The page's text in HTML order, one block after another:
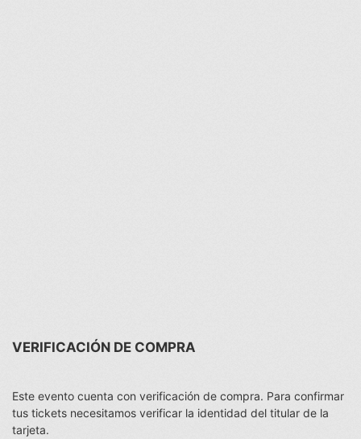
VERIFICACIÓN DE COMPRA
Este evento cuenta con verificación de compra. Para confirmar
tus tickets necesitamos verificar la identidad del titular de la
tarjeta.